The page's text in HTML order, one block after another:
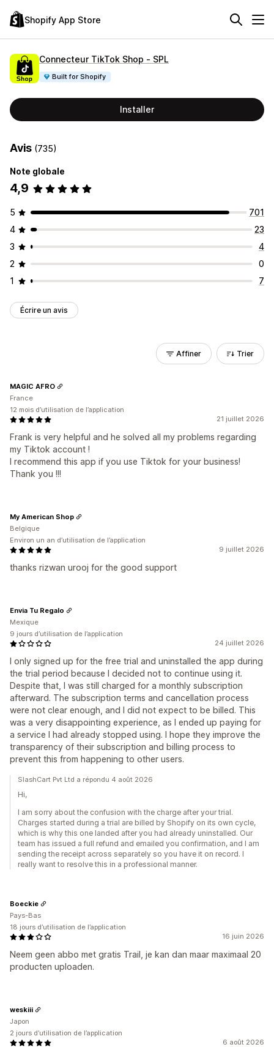
Shopify App Store
Connecteur TikTok Shop ‑ SPL
Built for Shopify
Installer
Avis (735)
Note globale
4,9
5
701
4
23
3
4
2
0
1
7
Écrire un avis
Affiner Trier
21 juillet 2026
Frank is very helpful and he solved all my problems regarding
my Tiktok account !
I recommend this app if you use Tiktok for your business!
Thank you !!!
MAGIC AFRO
France
12 mois d’utilisation de l’application
9 juillet 2026
thanks rizwan urooj for the good support
My American Shop
Belgique
Environ un an d’utilisation de l’application
24 juillet 2026
I only signed up for the free trial and uninstalled the app during
the trial period because I decided not to continue using it.
Despite that, I was still charged for a monthly subscription
afterward. The subscription terms and cancellation process
were not clear enough, and I did not expect to be billed. This
was a very disappointing experience, as I ended up paying for
a service I had already stopped using. I hope they improve the
transparency of their subscription and billing process to
prevent this from happening to other users.
Envia Tu Regalo
Mexique
9 jours d’utilisation de l’application
SlashCart Pvt Ltd a répondu 4 août 2026
Hi,
I am sorry about the confusion with the charge after your trial.
Charges started during a trial are billed by Shopify on its own cycle,
which is why this one landed after you had already uninstalled. Our
team has issued a full refund and emailed you confirmation, and I am
sending the receipt across separately so you have it on record. I
really want to resolve this in a professional manner.
16 juin 2026
Neem geen abbo met gratis Trail, je kan dan maar maximaal 20
producten uploaden.
Boeckie
Pays-Bas
18 jours d’utilisation de l’application
6 août 2026
weskiii
Japon
2 jours d’utilisation de l’application